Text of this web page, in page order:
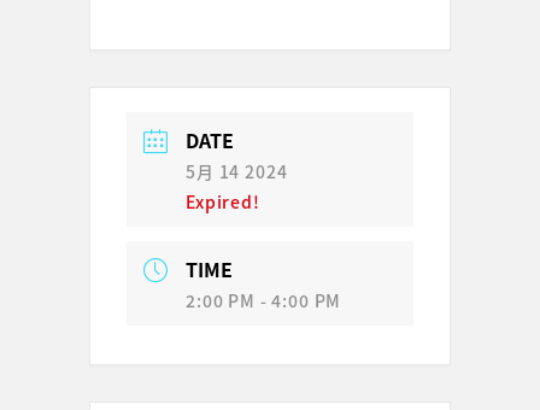
DATE
5月 14 2024
Expired!
TIME
2:00 PM - 4:00 PM